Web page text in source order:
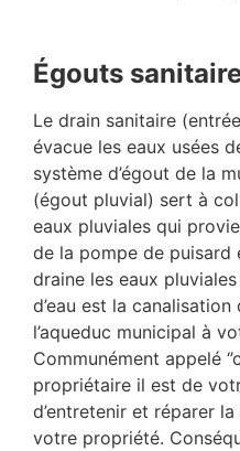
Égouts
Le drain sanitaire
évacue les eaux usées
système d’égout de la
(égout pluvial) sert à
eaux pluviales qui
de la pompe de puisard
draine les eaux pluviales
d’eau est la
l’aqueduc municipal à
Communément appelé
propriétaire il est de
d’entretenir et réparer
votre propriété.